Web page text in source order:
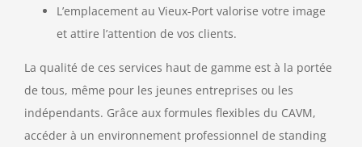
L’emplacement au Vieux-Port valorise votre image
et attire l’attention de vos clients.
La qualité de ces services haut de gamme est à la portée
de tous, même pour les jeunes entreprises ou les
indépendants. Grâce aux formules flexibles du CAVM,
accéder à un environnement professionnel de standing